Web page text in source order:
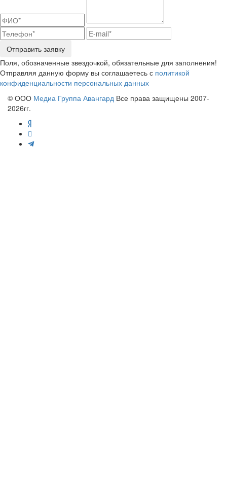
Отправить заявку
Поля, обозначенные звездочкой, обязательные для заполнения!
Отправляя данную форму вы соглашаетесь с политикой
конфиденциальности персональных данных
© ООО Медиа Группа Авангард Все права защищены 2007-
2026гг.